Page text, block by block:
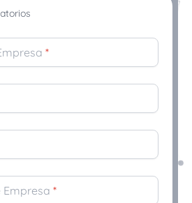
y
el Cliente
y la
*
*